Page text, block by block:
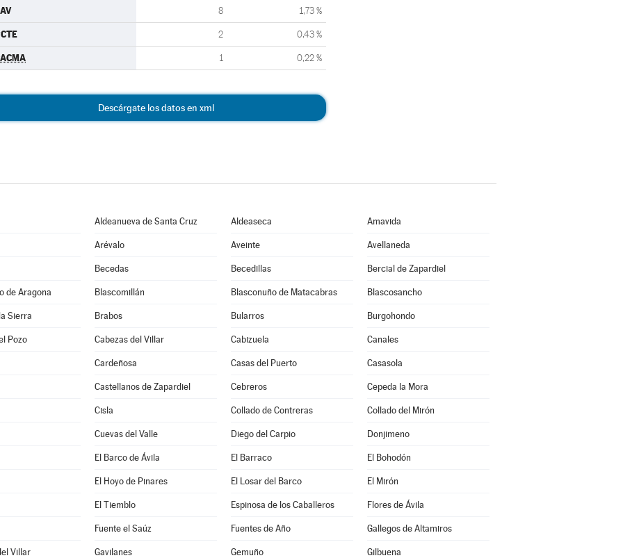
8 1,73 %
2 0,43 %
1 0,22 %
Descárgate los datos en xml
Aldeanueva de Santa Cruz Aldeaseca Amavida
Arévalo Aveinte Avellaneda
Becedas Becedillas Bercial de Zapardiel
de Aragona Blascomillán Blasconuño de Matacabras Blascosancho
Sierra Brabos Bularros Burgohondo
Pozo Cabezas del Villar Cabizuela Canales
Cardeñosa Casas del Puerto Casasola
Castellanos de Zapardiel Cebreros Cepeda la Mora
Cisla Collado de Contreras Collado del Mirón
Cuevas del Valle Diego del Carpio Donjimeno
El Barco de Ávila El Barraco El Bohodón
El Hoyo de Pinares El Losar del Barco El Mirón
El Tiemblo Espinosa de los Caballeros Flores de Ávila
Fuente el Saúz Fuentes de Año Gallegos de Altamiros
Villar Gavilanes Gemuño Gilbuena